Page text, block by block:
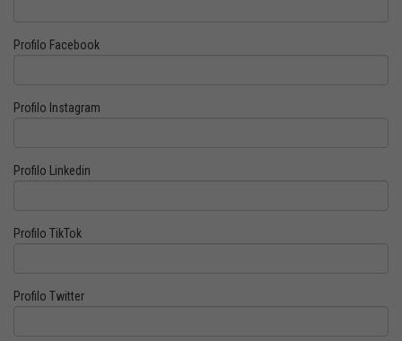
Profilo Facebook
Profilo Instagram
Profilo Linkedin
Profilo TikTok
Profilo Twitter